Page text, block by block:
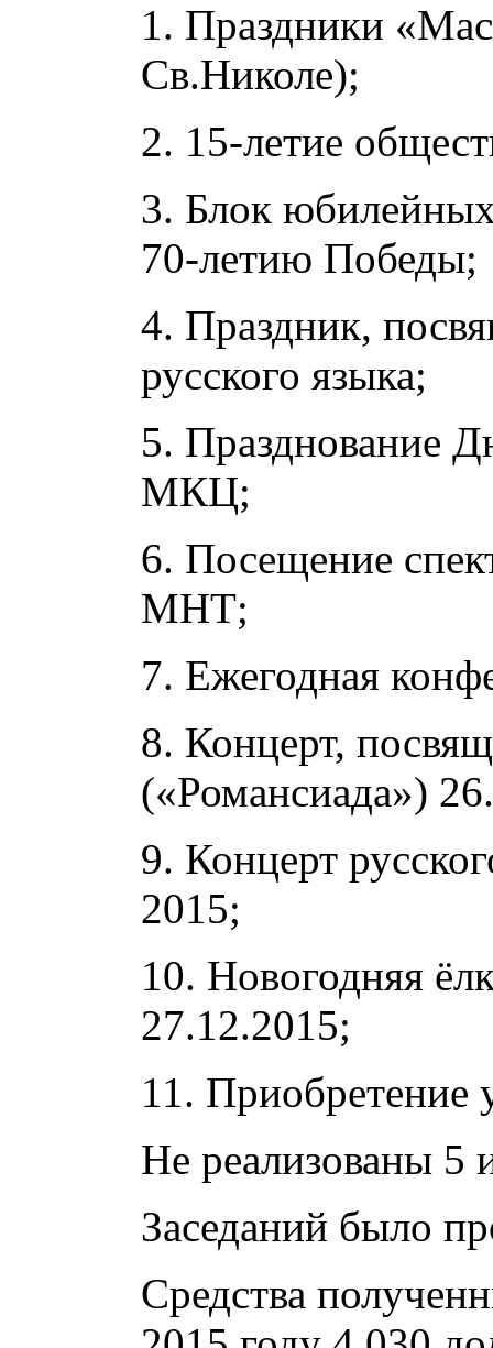
1. Праздники
Св.Николе);
2. 15-летие
3. Блок
70-летию Победы;
4. Праздник,
русского языка;
5. Празднование
МКЦ;
6. Посещение
МНТ;
7. Ежегодная
8. Концерт,
(«Романсиада»)
9. Концерт
2015;
10. Новогодняя
27.12.2015;
11. Приобретение
Не реализованы 5
Заседаний было
Средства